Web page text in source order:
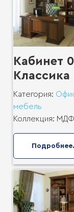
Кабинет
Классика
Категория:
мебель
Коллекция: МДФ